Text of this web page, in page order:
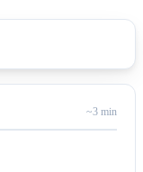
~3 min